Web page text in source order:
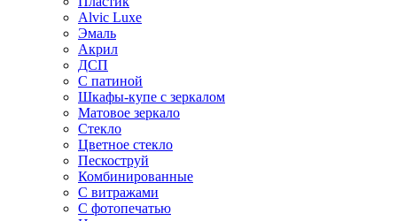
Alvic Luxe
Эмаль
Акрил
ДСП
С патиной
Шкафы-купе с зеркалом
Матовое зеркало
Стекло
Цветное стекло
Пескоструй
Комбинированные
С витражами
С фотопечатью